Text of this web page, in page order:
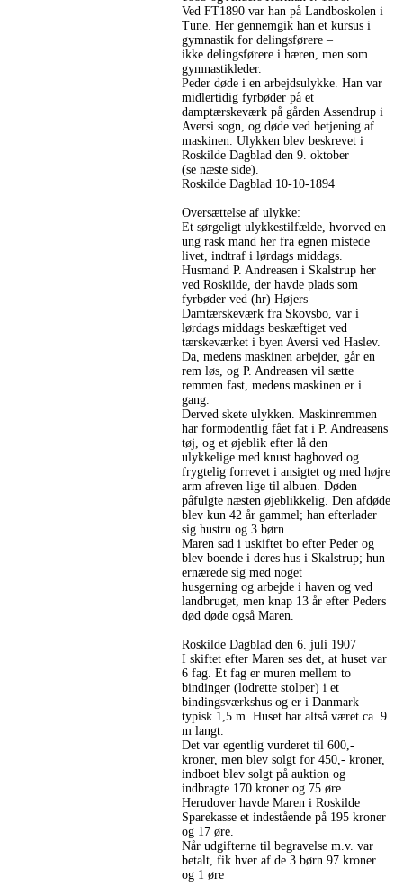
Ved FT1890 var han på Landboskolen i
Tune. Her gennemgik han et kursus i
gymnastik for delingsførere –
ikke delingsførere i hæren, men som
gymnastikleder.
Peder døde i en arbejdsulykke. Han var
midlertidig fyrbøder på et
damptærskeværk på gården Assendrup i
Aversi sogn, og døde ved betjening af
maskinen. Ulykken blev beskrevet i
Roskilde Dagblad den 9. oktober
(se næste side).
Roskilde Dagblad 10-10-1894
Oversættelse af ulykke:
Et sørgeligt ulykkestilfælde, hvorved en
ung rask mand her fra egnen mistede
livet, indtraf i lørdags middags.
Husmand P. Andreasen i Skalstrup her
ved Roskilde, der havde plads som
fyrbøder ved (hr) Højers
Damtærskeværk fra Skovsbo, var i
lørdags middags beskæftiget ved
tærskeværket i byen Aversi ved Haslev.
Da, medens maskinen arbejder, går en
rem løs, og P. Andreasen vil sætte
remmen fast, medens maskinen er i
gang.
Derved skete ulykken. Maskinremmen
har formodentlig fået fat i P. Andreasens
tøj, og et øjeblik efter lå den
ulykkelige med knust baghoved og
frygtelig forrevet i ansigtet og med højre
arm afreven lige til albuen. Døden
påfulgte næsten øjeblikkelig. Den afdøde
blev kun 42 år gammel; han efterlader
sig hustru og 3 børn.
Maren sad i uskiftet bo efter Peder og
blev boende i deres hus i Skalstrup; hun
ernærede sig med noget
husgerning og arbejde i haven og ved
landbruget, men knap 13 år efter Peders
død døde også Maren.
Roskilde Dagblad den 6. juli 1907
I skiftet efter Maren ses det, at huset var
6 fag. Et fag er muren mellem to
bindinger (lodrette stolper) i et
bindingsværkshus og er i Danmark
typisk 1,5 m. Huset har altså været ca. 9
m langt.
Det var egentlig vurderet til 600,-
kroner, men blev solgt for 450,- kroner,
indboet blev solgt på auktion og
indbragte 170 kroner og 75 øre.
Herudover havde Maren i Roskilde
Sparekasse et indestående på 195 kroner
og 17 øre.
Når udgifterne til begravelse m.v. var
betalt, fik hver af de 3 børn 97 kroner
og 1 øre